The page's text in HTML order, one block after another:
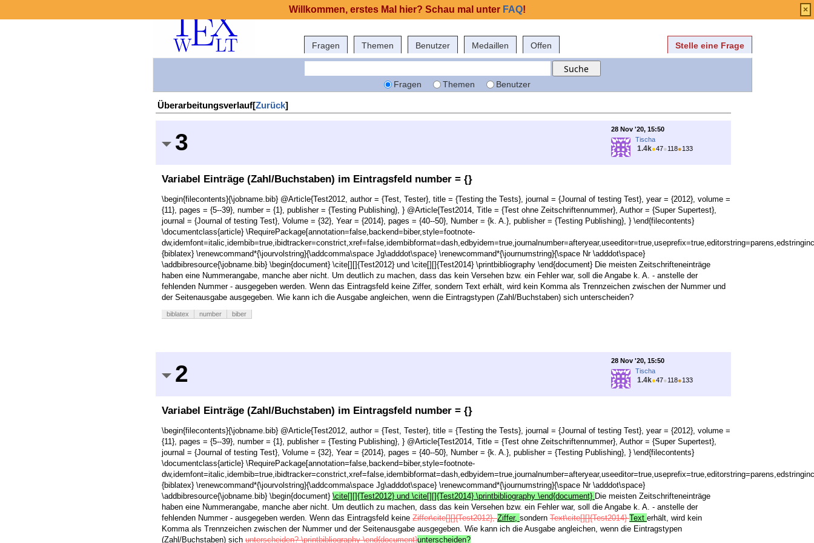
Fragen Themen Benutzer Medaillen Offen Stelle eine Frage
Fragen Themen Benutzer
Überarbeitungsverlauf[Zurück]
3
28 Nov '20, 15:50
Tischa
1.4k●47●118●133
Variabel Einträge (Zahl/Buchstaben) im Eintragsfeld number = {}
\begin{filecontents}{\jobname.bib} @Article{Test2012, author = {Test, Tester}, title = {Testing the Tests}, journal = {Journal of testing Test}, year = {2012}, volume =
{11}, pages = {5--39}, number = {1}, publisher = {Testing Publishing}, } @Article{Test2014, Title = {Test ohne Zeitschriftennummer}, Author = {Super Supertest},
journal = {Journal of testing Test}, Volume = {32}, Year = {2014}, pages = {40--50}, Number = {k. A.}, publisher = {Testing Publishing}, } \end{filecontents}
\documentclass{article} \RequirePackage[annotation=false,backend=biber,style=footnote-
{biblatex} \renewcommand*{\jourvolstring}{\addcomma\space Jg\adddot\space} \renewcommand*{\journumstring}{\space Nr \adddot\space}
\addbibresource{\jobname.bib} \begin{document} \cite[][]{Test2012} und \cite[][]{Test2014} \printbibliography \end{document} Die meisten Zeitschrifteneinträge
haben eine Nummerangabe, manche aber nicht. Um deutlich zu machen, dass das kein Versehen bzw. ein Fehler war, soll die Angabe k. A. - anstelle der
fehlenden Nummer - ausgegeben werden. Wenn das Eintragsfeld keine Ziffer, sondern Text erhält, wird kein Komma als Trennzeichen zwischen der Nummer und
der Seitenausgabe ausgegeben. Wie kann ich die Ausgabe angleichen, wenn die Eintragstypen (Zahl/Buchstaben) sich unterscheiden?
biblatex number biber
2
28 Nov '20, 15:50
Tischa
1.4k●47●118●133
Variabel Einträge (Zahl/Buchstaben) im Eintragsfeld number = {}
\begin{filecontents}{\jobname.bib} @Article{Test2012, author = {Test, Tester}, title = {Testing the Tests}, journal = {Journal of testing Test}, year = {2012}, volume =
{11}, pages = {5--39}, number = {1}, publisher = {Testing Publishing}, } @Article{Test2014, Title = {Test ohne Zeitschriftennummer}, Author = {Super Supertest},
journal = {Journal of testing Test}, Volume = {32}, Year = {2014}, pages = {40--50}, Number = {k. A.}, publisher = {Testing Publishing}, } \end{filecontents}
\documentclass{article} \RequirePackage[annotation=false,backend=biber,style=footnote-
{biblatex} \renewcommand*{\jourvolstring}{\addcomma\space Jg\adddot\space} \renewcommand*{\journumstring}{\space Nr \adddot\space}
\addbibresource{\jobname.bib} \begin{document} \cite[][]{Test2012} und \cite[][]{Test2014} \printbibliography \end{document} Die meisten Zeitschrifteneinträge
haben eine Nummerangabe, manche aber nicht. Um deutlich zu machen, dass das kein Versehen bzw. ein Fehler war, soll die Angabe k. A. - anstelle der
fehlenden Nummer - ausgegeben werden. Wenn das Eintragsfeld keine Ziffer\cite[][]{Test2012},Ziffer, sondern Text\cite[][]{Test2014}Text erhält, wird kein
Komma als Trennzeichen zwischen der Nummer und der Seitenausgabe ausgegeben. Wie kann ich die Ausgabe angleichen, wenn die Eintragstypen
(Zahl/Buchstaben) sich unterscheiden? \printbibliography \end{document}unterscheiden?
Willkommen, erstes Mal hier? Schau mal unter FAQ! ×